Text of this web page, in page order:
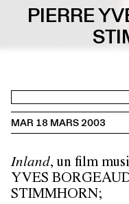
Informations
PIERRE
MAR 18 MARS 2003
Inland, un film
YVES
STIMMHORN;